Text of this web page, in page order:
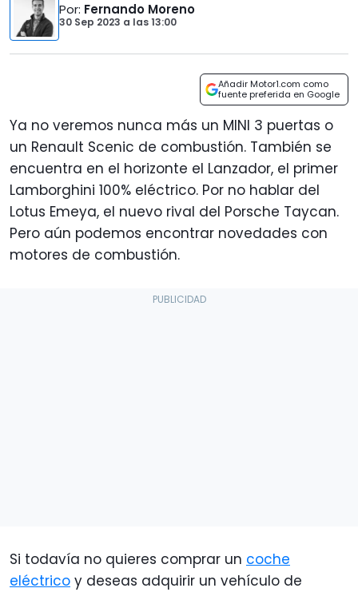
Por: Fernando Moreno
30 Sep 2023 a las13:00
Añadir Motor1.com como
fuente preferida en Google
Ya no veremos nunca más un MINI 3 puertas o
un Renault Scenic de combustión. También se
encuentra en el horizonte el Lanzador, el primer
Lamborghini 100% eléctrico. Por no hablar del
Lotus Emeya, el nuevo rival del Porsche Taycan.
Pero aún podemos encontrar novedades con
motores de combustión.
Si todavía no quieres comprar un coche
eléctrico y deseas adquirir un vehículo de